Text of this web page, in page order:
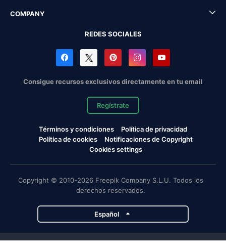
COMPANY
REDES SOCIALES
Consigue recursos exclusivos directamente en tu email
Regístrate
Términos y condiciones
Política de privacidad
Política de cookies
Notificaciones de Copyright
Cookies settings
Copyright © 2010-2026 Freepik Company S.L.U. Todos los
derechos reservados.
Español